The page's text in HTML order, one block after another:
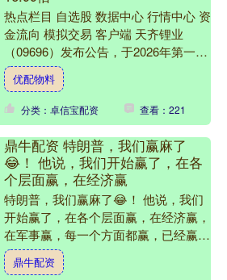
热点栏目 自选股 数据中心 行情中心 资
金流向 模拟交易 客户端 天齐锂业
（09696）发布公告，于2026年第一季
度，营业收入约51.28亿元，同比增长
98.....
优配物料
分类：卓信宝配资 查看：221
鼎牛配资 特朗普，我们赢麻了
😂！ 他说，我们开始赢了，在各
个层面赢，在经济赢
特朗普，我们赢麻了😂！ 他说，我们
开始赢了，在各个层面赢，在经济赢，
在军事赢，每一个方面都赢，已经赢到
不想再赢，已经对赢产生了疲倦！😧
😂。 殖人最喜欢说又赢了....
鼎牛配资